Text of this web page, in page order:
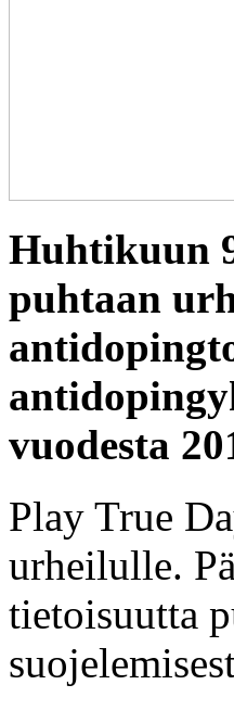
Huhtikuun
puhtaan
vuodesta
Play True
urheilulle.
tietoisuutta